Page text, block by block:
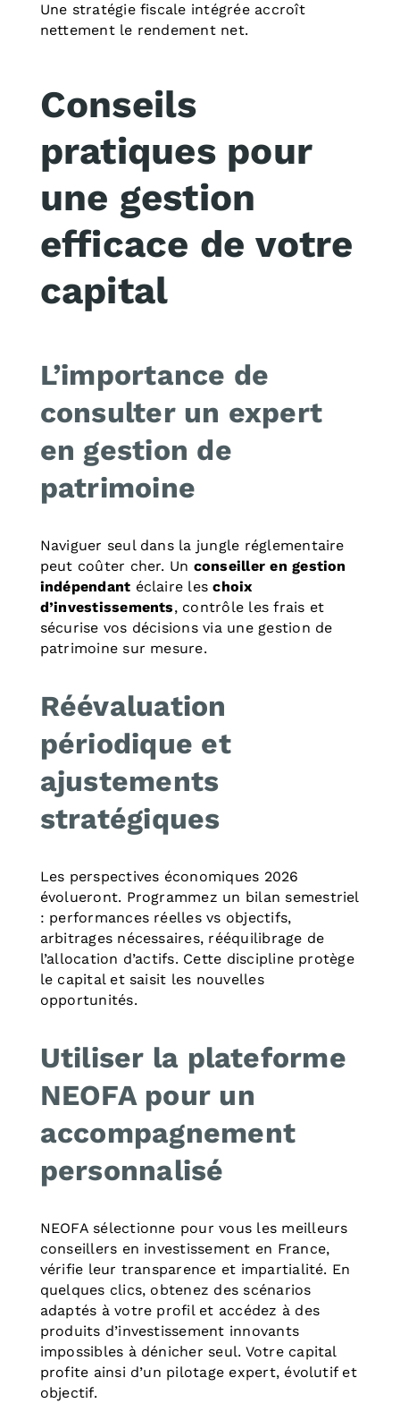
Une stratégie fiscale intégrée accroît
nettement le rendement net.
Conseils
pratiques pour
une gestion
efficace de votre
capital
L’importance de
consulter un expert
en gestion de
patrimoine
Naviguer seul dans la jungle réglementaire
peut coûter cher. Un conseiller en gestion
indépendant éclaire les choix
d’investissements, contrôle les frais et
sécurise vos décisions via une gestion de
patrimoine sur mesure.
Réévaluation
périodique et
ajustements
stratégiques
Les perspectives économiques 2026
évolueront. Programmez un bilan semestriel
: performances réelles vs objectifs,
arbitrages nécessaires, rééquilibrage de
l’allocation d’actifs. Cette discipline protège
le capital et saisit les nouvelles
opportunités.
Utiliser la plateforme
NEOFA pour un
accompagnement
personnalisé
NEOFA sélectionne pour vous les meilleurs
conseillers en investissement en France,
vérifie leur transparence et impartialité. En
quelques clics, obtenez des scénarios
adaptés à votre profil et accédez à des
produits d’investissement innovants
impossibles à dénicher seul. Votre capital
profite ainsi d’un pilotage expert, évolutif et
objectif.